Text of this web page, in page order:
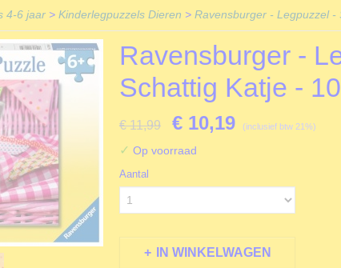
4-6 jaar > Kinderlegpuzzels Dieren > Ravensburger - Legpuzzel -
Ravensburger -
Schattig Katje -
€ 11,99 € 10,19 (inclusief btw 21%)
✓ Op voorraad
Aantal
IN WINKELWAGEN